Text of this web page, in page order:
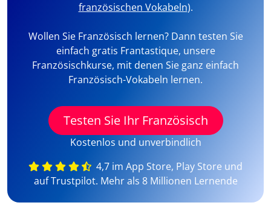
französischen Vokabeln).
Wollen Sie Französisch lernen? Dann testen Sie
einfach gratis Frantastique, unsere
Französischkurse, mit denen Sie ganz einfach
Französisch-Vokabeln lernen.
Testen Sie Ihr Französisch
Kostenlos und unverbindlich
4,7 im App Store, Play Store und
auf Trustpilot. Mehr als 8 Millionen Lernende